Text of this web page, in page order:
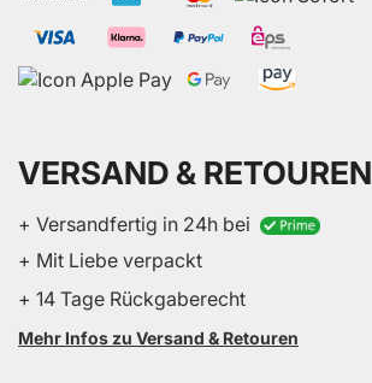
VERSAND & RETOUREN
+ Versandfertig in 24h bei
+ Mit Liebe verpackt
+ 14 Tage Rückgaberecht
Mehr Infos zu Versand & Retouren